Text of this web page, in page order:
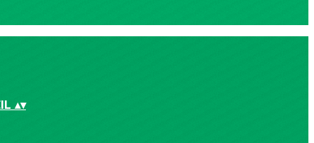
▴▾